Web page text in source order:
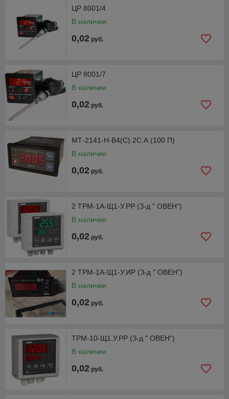
ЦР 8001/4
В наличии
0,02 руб.
ЦР 8001/7
В наличии
0,02 руб.
МТ-2141-Н-В4(С).2С.А (100 П)
В наличии
0,02 руб.
2 ТРМ-1А-Щ1-У.РР (З-д " ОВЕН")
В наличии
0,02 руб.
2 ТРМ-1А-Щ1-У.ИР (З-д " ОВЕН")
В наличии
0,02 руб.
ТРМ-10-Щ1.У.РР (З-д " ОВЕН")
В наличии
0,02 руб.